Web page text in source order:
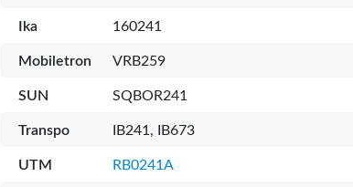
Ika 160241
Mobiletron VRB259
SUN SQBOR241
Transpo IB241, IB673
UTM RB0241A